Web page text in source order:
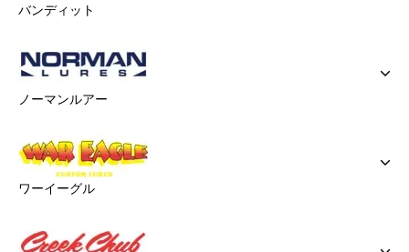
バンディット
ノーマンルアー
ワーイーグル